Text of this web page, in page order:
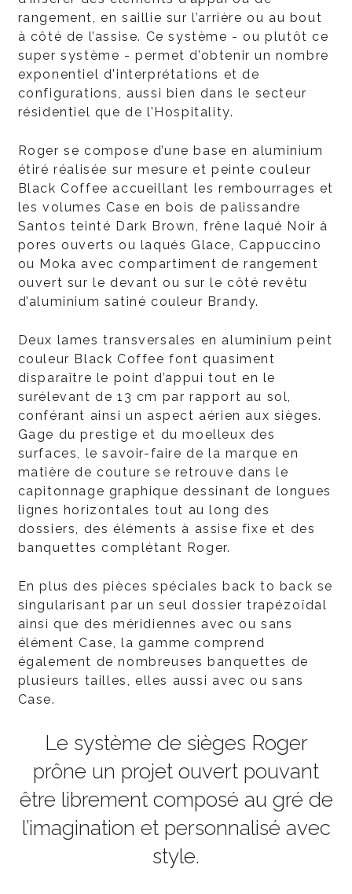
rangement, en saillie sur l’arrière ou au bout
à côté de l’assise. Ce système - ou plutôt ce
super système - permet d’obtenir un nombre
exponentiel d'interprétations et de
configurations, aussi bien dans le secteur
résidentiel que de l’Hospitality.
Roger se compose d’une base en aluminium
étiré réalisée sur mesure et peinte couleur
Black Coffee accueillant les rembourrages et
les volumes Case en bois de palissandre
Santos teinté Dark Brown, frêne laqué Noir à
pores ouverts ou laqués Glace, Cappuccino
ou Moka avec compartiment de rangement
ouvert sur le devant ou sur le côté revêtu
d’aluminium satiné couleur Brandy.
Deux lames transversales en aluminium peint
couleur Black Coffee font quasiment
disparaître le point d’appui tout en le
surélevant de 13 cm par rapport au sol,
conférant ainsi un aspect aérien aux sièges.
Gage du prestige et du moelleux des
surfaces, le savoir-faire de la marque en
matière de couture se retrouve dans le
capitonnage graphique dessinant de longues
lignes horizontales tout au long des
dossiers, des éléments à assise fixe et des
banquettes complétant Roger.
En plus des pièces spéciales back to back se
singularisant par un seul dossier trapézoïdal
ainsi que des méridiennes avec ou sans
élément Case, la gamme comprend
également de nombreuses banquettes de
plusieurs tailles, elles aussi avec ou sans
Case.
Le système de sièges Roger
prône un projet ouvert pouvant
être librement composé au gré de
l’imagination et personnalisé avec
style.